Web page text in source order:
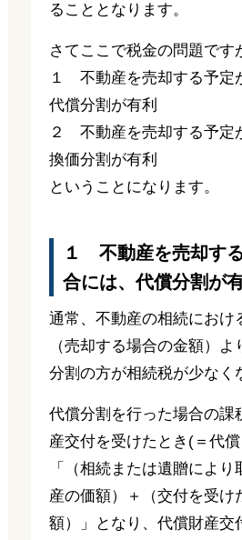
ることとなります。
さてここで税金の問題です
１ 不動産を売却する予
代償分割が有利
２ 不動産を売却する予
換価分割が有利
ということになります。
１ 不動産を売却す
合には、代償分割が
通常、不動産の相続におけ
（売却する場合の金額）
分割の方が相続税が少なく
代償分割を行った場合の課
産交付を受けたとき(＝代償
「（相続または遺贈によ
産の価額）＋（交付を受け
額）」となり、代償財産交